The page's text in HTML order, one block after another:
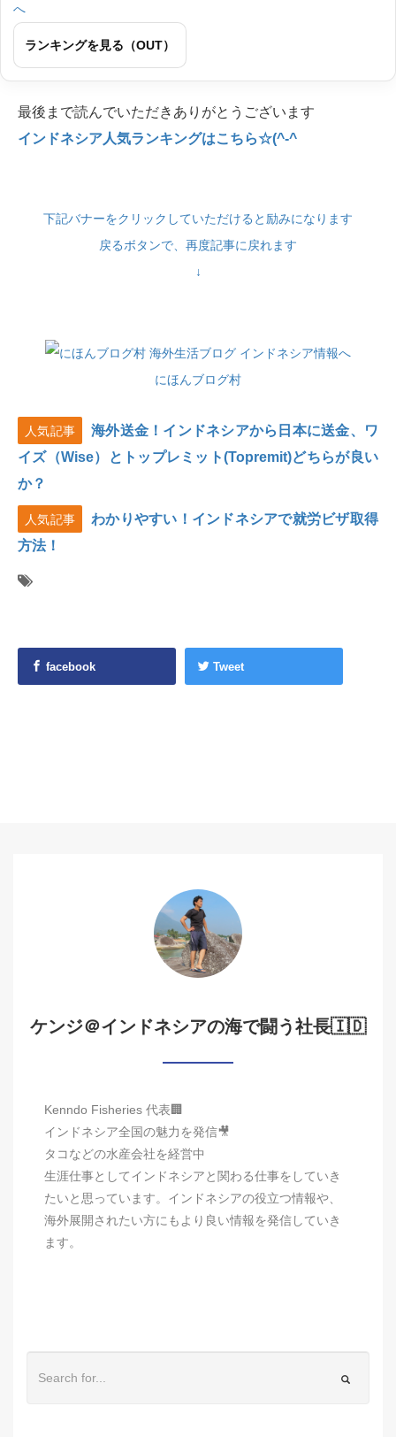
ランキングを見る（OUT）
最後まで読んでいただきありがとうございます
インドネシア人気ランキングはこちら☆(^-^
下記バナーをクリックしていただけると励みになります
戻るボタンで、再度記事に戻れます
↓
にほんブログ村
人気記事
海外送金！インドネシアから日本に送金、ワ
イズ（Wise）とトップレミット(Topremit)どちらが良い
か？
人気記事
わかりやすい！インドネシアで就労ビザ取得
方法！
facebook Tweet
ケンジ＠インドネシアの海で闘う社長🇮🇩
Kenndo Fisheries 代表🏢
インドネシア全国の魅力を発信🎥
タコなどの水産会社を経営中
生涯仕事としてインドネシアと関わる仕事をしていき
たいと思っています。インドネシアの役立つ情報や、
海外展開されたい方にもより良い情報を発信していき
ます。